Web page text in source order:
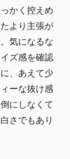
かく控えめ
より主張が
気になるな
ズ感を確認
、あえて少
ーな抜け感
にしなくて
さでもあり